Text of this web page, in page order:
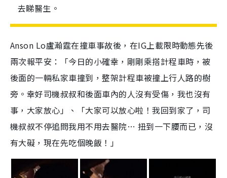
去睇醫生。
Anson Lo盧瀚霆在撞車事故後，在IG上載限時動態先後
兩次報平安：「今日的小確幸，剛剛乘搭計程車時，被
後面的一輛私家車撞到，整架計程車被撞上行人路的樹
旁。幸好司機叔叔和後面車內的人沒有受傷，我也沒有
事，大家放心」、「大家可以放心啦！我回到家了，司
機叔叔不停追問我用不用去醫院… 扭到一下腰而已，沒
有大礙，現在先吃個晚飯！」